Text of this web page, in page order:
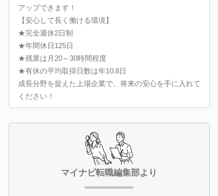
アップできます！
【安心して長く働ける環境】
★完全週休2日制
★年間休日125日
★残業は月20～30時間程度
★有休の平均取得日数は年10.8日
成長分野を捉えた上場企業で、将来の安心を手に入れて
ください！
マイナビ転職編集部より